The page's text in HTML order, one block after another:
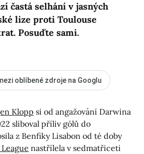
častá selhání v jasných
lize proti Toulouse
Posuďte sami.
oblíbené zdroje na Googlu
Klopp si od angažování Darwina
sliboval příliv gólů do
z Benfiky Lisabon od té doby
nastřílela v sedmatřiceti